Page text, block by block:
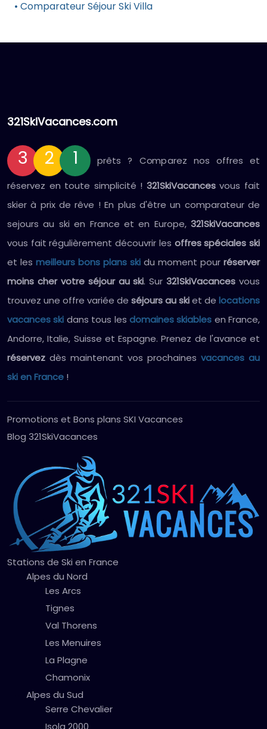
• Comparateur Séjour Ski Villa
321SkiVacances.com
3 2 1
prêts ? Comparez nos offres et
réservez en toute simplicité ! 321SkiVacancesvous fait
skier à prix de rêve ! En plus d'être un comparateur de
sejours au ski en France et en Europe, 321SkiVacances
vous fait régulièrement découvrir les offres spéciales ski
et les meilleurs bons plans ski du moment pour réserver
moins cher votre séjour au ski. Sur321SkiVacances vous
trouvez une offre variée de séjours au skiet de locations
vacances ski dans tous les domaines skiables en France,
Andorre, Italie, Suisse et Espagne. Prenez de l'avance et
réservez dès maintenant vos prochaines vacances au
ski en France !
Promotions et Bons plans SKI Vacances
Blog 321SkiVacances
Stations de Ski en France
Alpes du Nord
Les Arcs
Tignes
Val Thorens
Les Menuires
La Plagne
Chamonix
Alpes du Sud
Serre Chevalier
Isola 2000